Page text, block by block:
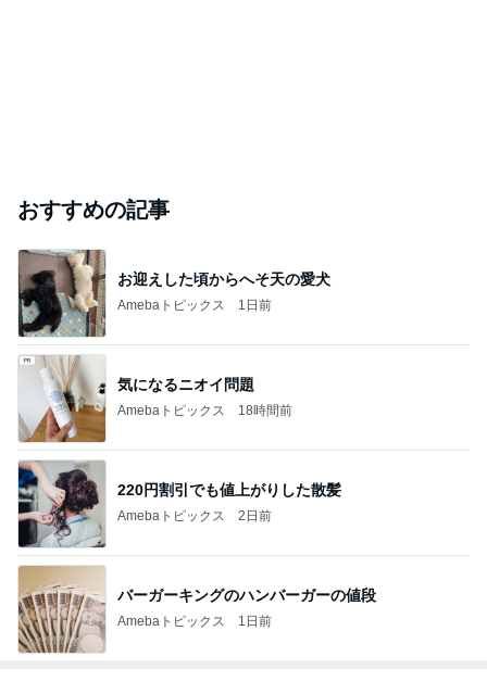
おすすめの記事
お迎えした頃からへそ天の愛犬
Amebaトピックス 1日前
気になるニオイ問題
Amebaトピックス 18時間前
220円割引でも値上がりした散髪
Amebaトピックス 2日前
バーガーキングのハンバーガーの値段
Amebaトピックス 1日前